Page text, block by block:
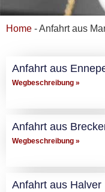
Home -Anfahrt aus
Anfahrt aus
Wegbeschreibung »
Anfahrt aus
Wegbeschreibung »
Anfahrt aus Halver